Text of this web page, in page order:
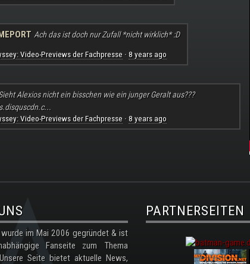
Ach das ist doch nur Zufall *nicht wirklich* :D
Video-Previews der Fachpresse· 8 years ago
Alexios nicht ein bisschen wie ein junger Geralt aus???
Video-Previews der Fachpresse· 8 years ago
wurde im Mai 2006 gegründet & ist
Fanseite zum Thema
Unsere Seite bietet aktuelle News,
PARTNERSEITEN